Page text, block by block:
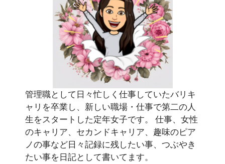
管理職として日々忙しく仕事していたバリキ
ャリを卒業し、新しい職場・仕事で第二の人
生をスタートした定年女子です。 仕事、女性
のキャリア、セカンドキャリア、趣味のピア
ノの事など日々記録に残したい事、つぶやき
たい事を日記として書いてます。